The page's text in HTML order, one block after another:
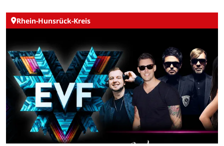
Rhein-Hunsrück-Kreis